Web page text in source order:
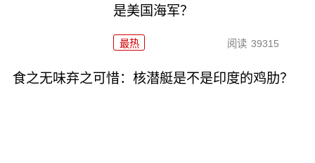
是美国海军？
最热 阅读 39315
食之无味弃之可惜：核潜艇是不是印度的鸡肋？